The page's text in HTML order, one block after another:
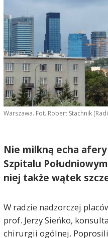
Warszawa. Fot. Robert Stachnik
Nie milkną echa
Szpitalu
niej także wątek
W radzie nadzorczej
prof. Jerzy Sieńko,
chirurgii ogólnej.